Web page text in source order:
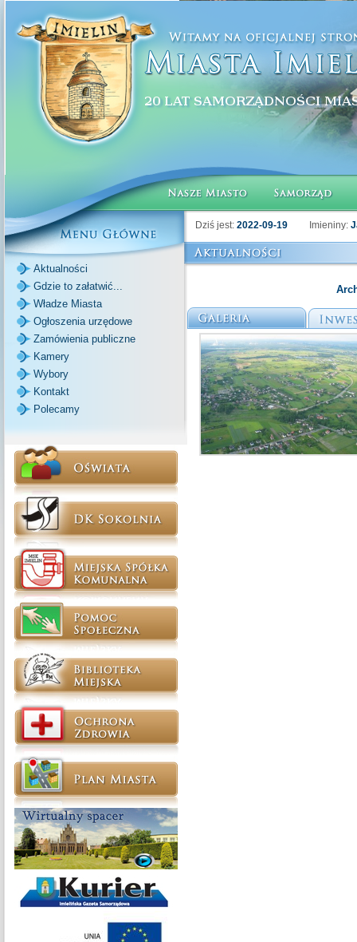
Aktualności
Gdzie to załatwić...
Władze Miasta
Ogłoszenia urzędowe
Zamówienia publiczne
Kamery
Wybory
Kontakt
Polecamy
Dziś jest: 2022-09-19 Imieniny: